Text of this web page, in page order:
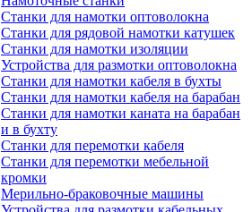
Станки для намотки оптоволокна
Станки для рядовой намотки катушек
Станки для намотки изоляции
Устройства для размотки оптоволокна
Станки для намотки кабеля в бухты
Станки для намотки кабеля на барабан
Станки для намотки каната на барабан
и в бухту
Станки для перемотки кабеля
Станки для перемотки мебельной
кромки
Мерильно-браковочные машины